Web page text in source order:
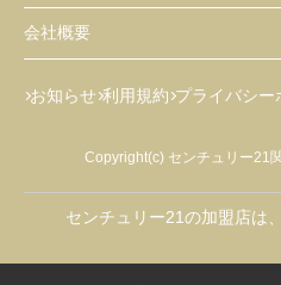
会社概要
お知らせ 利用規約 プライバシー
Copyright(c) センチュリー21
センチュリー21の加盟店は